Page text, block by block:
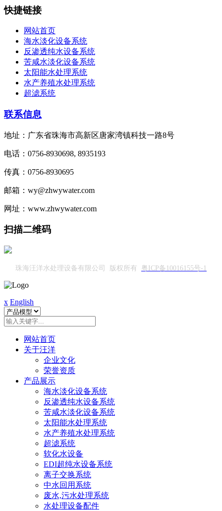
快捷链接
网站首页
海水淡化设备系统
反渗透纯水设备系统
苦咸水淡化设备系统
太阳能水处理系统
水产养殖水处理系统
超滤系统
联系信息
地址：广东省珠海市高新区唐家湾镇科技一路8号
电话：0756-8930698, 8935193
传真：0756-8930695
邮箱：wy@zhwywater.com
网址：www.zhwywater.com
扫描二维码
珠海汪洋水处理设备有限公司 版权所有 粤ICP备10016155号-1
x English
网站首页
关于汪洋
企业文化
荣誉资质
产品展示
海水淡化设备系统
反渗透纯水设备系统
苦咸水淡化设备系统
太阳能水处理系统
水产养殖水处理系统
超滤系统
软化水设备
EDI超纯水设备系统
离子交换系统
中水回用系统
废水,污水处理系统
水处理设备配件